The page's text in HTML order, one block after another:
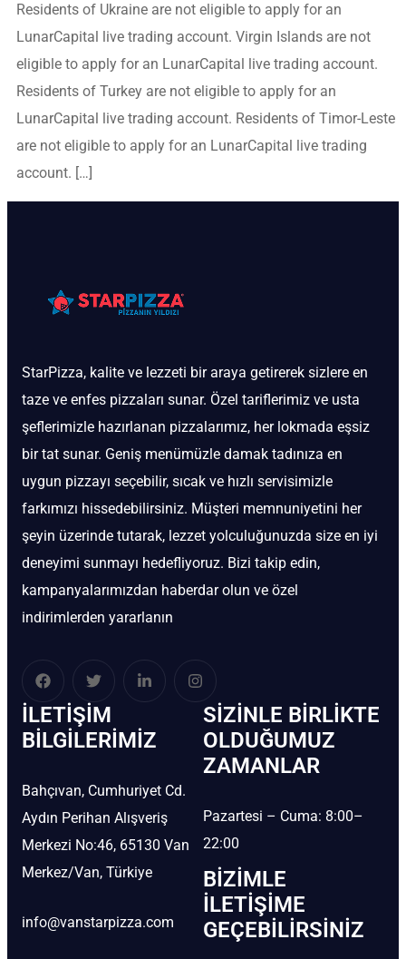
Residents of Ukraine are not eligible to apply for an
LunarCapital live trading account. Virgin Islands are not
eligible to apply for an LunarCapital live trading account.
Residents of Turkey are not eligible to apply for an
LunarCapital live trading account. Residents of Timor-Leste
are not eligible to apply for an LunarCapital live trading
account. […]
StarPizza, kalite ve lezzeti bir araya getirerek sizlere en
taze ve enfes pizzaları sunar. Özel tariflerimiz ve usta
şeflerimizle hazırlanan pizzalarımız, her lokmada eşsiz
bir tat sunar. Geniş menümüzle damak tadınıza en
uygun pizzayı seçebilir, sıcak ve hızlı servisimizle
farkımızı hissedebilirsiniz. Müşteri memnuniyetini her
şeyin üzerinde tutarak, lezzet yolculuğunuzda size en iyi
deneyimi sunmayı hedefliyoruz. Bizi takip edin,
kampanyalarımızdan haberdar olun ve özel
indirimlerden yararlanın
İLETIŞIM
BİLGILERIMIZ
Bahçıvan, Cumhuriyet Cd.
Aydın Perihan Alışveriş
Merkezi No:46, 65130 Van
Merkez/Van, Türkiye
info@vanstarpizza.com
SIZINLE BIRLIKTE
OLDUĞUMUZ
ZAMANLAR
Pazartesi – Cuma: 8:00–
22:00
BIZIMLE
İLETIŞIME
GEÇEBILIRSINIZ